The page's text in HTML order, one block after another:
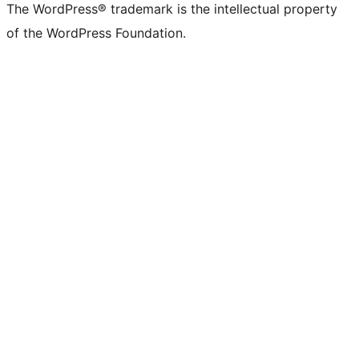
The WordPress® trademark is the intellectual property
of the WordPress Foundation.